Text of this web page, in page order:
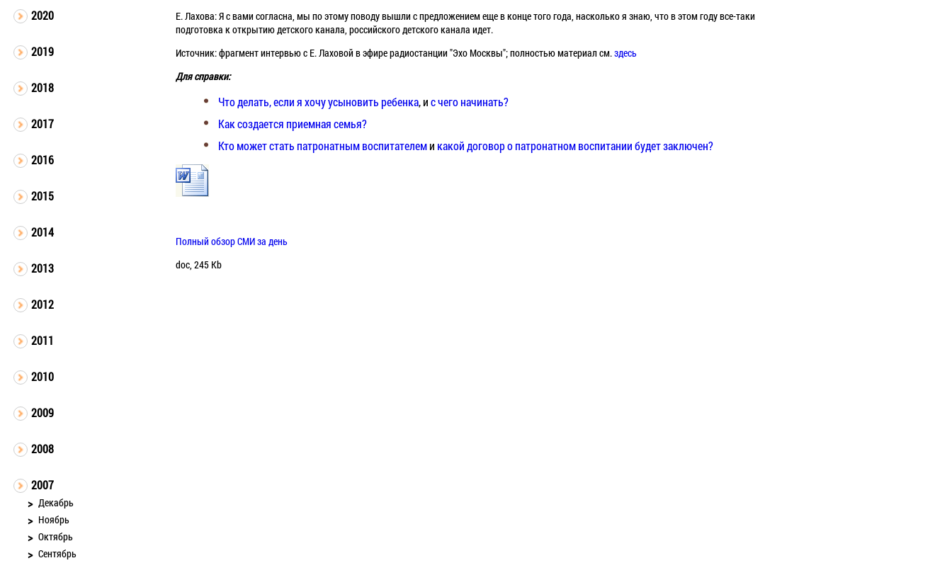
2020
2019
2018
2017
2016
2015
2014
2013
2012
2011
2010
2009
2008
2007
Декабрь
Ноябрь
Октябрь
Сентябрь
Е. Лахова: Я с вами согласна, мы по этому поводу вышли с предложением еще в конце того года, насколько я знаю, что в этом году все-таки
подготовка к открытию детского канала, российского детского канала идет.
Источник: фрагмент интервью с Е. Лаховой в эфире радиостанции "Эхо Москвы"; полностью материал см.здесь
Для справки:
Что делать, если я хочу усыновить ребенка, ис чего начинать?
Как создается приемная семья?
Кто может стать патронатным воспитателеми какой договор о патронатном воспитании будет заключен?
Полный обзор СМИ за день
doc, 245 Kb